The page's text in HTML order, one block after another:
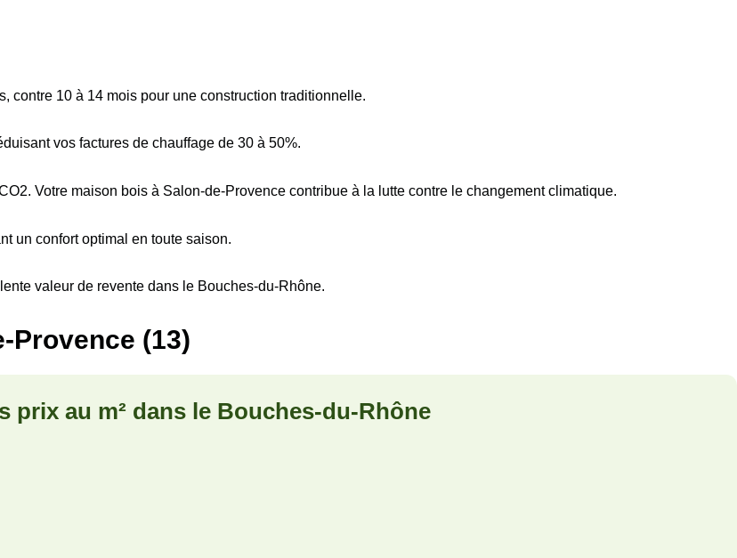
contre 10 à 14 mois pour une construction traditionnelle.
vos factures de chauffage de 30 à 50%.
Votre maison bois à Salon-de-Provence contribue à la lutte contre le changement climatique.
un confort optimal en toute saison.
valeur de revente dans le Bouches-du-Rhône.
Provence (13)
prix au m² dans le Bouches-du-Rhône